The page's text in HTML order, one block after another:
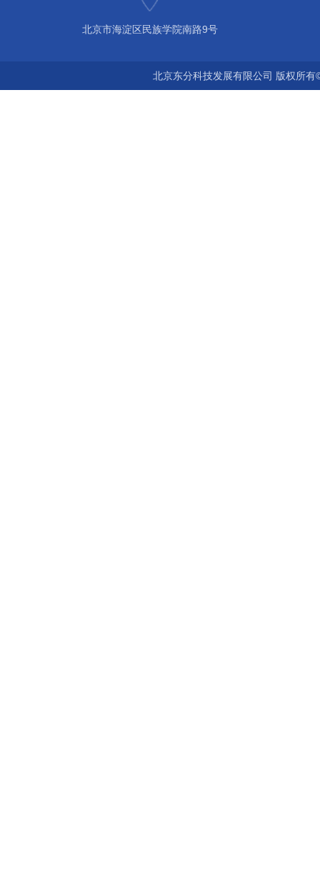
北京市海淀区民族学院南路9号
北京东分科技发展有限公司 版权所